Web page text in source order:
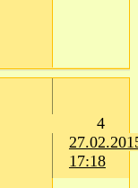
4
17:18